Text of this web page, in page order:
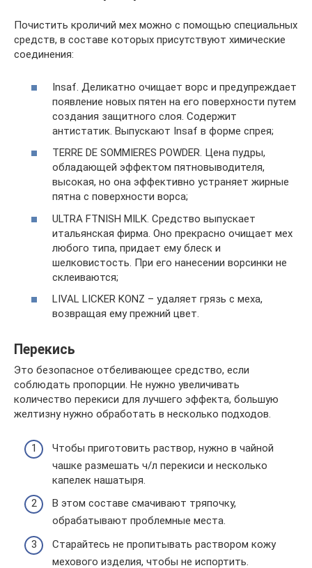
Почистить кроличий мех можно с помощью специальных
средств, в составе которых присутствуют химические
соединения:
Insaf. Деликатно очищает ворс и предупреждает
появление новых пятен на его поверхности путем
создания защитного слоя. Содержит
антистатик. Выпускают Insaf в форме спрея;
TERRE DE SOMMIERES POWDER. Цена пудры,
обладающей эффектом пятновыводителя,
высокая, но она эффективно устраняет жирные
пятна с поверхности ворса;
ULTRA FTNISH MILK. Средство выпускает
итальянская фирма. Оно прекрасно очищает мех
любого типа, придает ему блеск и
шелковистость. При его нанесении ворсинки не
склеиваются;
LIVAL LICKER KONZ – удаляет грязь с меха,
возвращая ему прежний цвет.
Перекись
Это безопасное отбеливающее средство, если
соблюдать пропорции. Не нужно увеличивать
количество перекиси для лучшего эффекта, большую
желтизну нужно обработать в несколько подходов.
Чтобы приготовить раствор, нужно в чайной
чашке размешать ч/л перекиси и несколько
капелек нашатыря.
В этом составе смачивают тряпочку,
обрабатывают проблемные места.
Старайтесь не пропитывать раствором кожу
мехового изделия, чтобы не испортить.